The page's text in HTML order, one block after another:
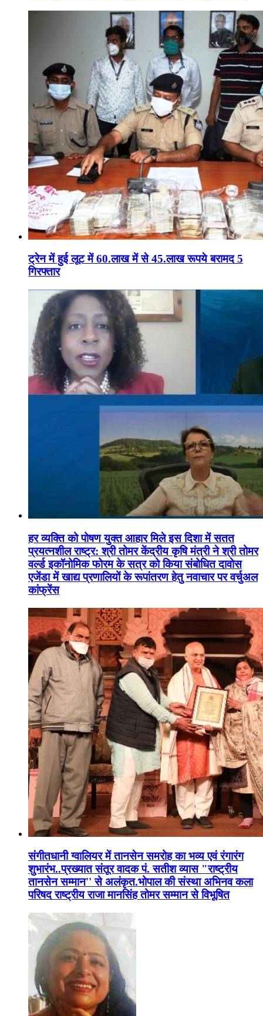
ट्रेन में हुई लूट में 60.लाख में से 45.लाख रूपये बरामद 5
गिरफ्तार
हर व्यक्ति को पोषण युक्त आहार मिले इस दिशा में सतत
प्रयत्नशील राष्ट्र: श्री तोमर केंद्रीय कृषि मंत्री ने श्री तोमर
वर्ल्ड इकॉनोमिक फोरम के सत्र को किया संबोधित दावोस
एजेंडा में खाद्य प्रणालियों के रूपांतरण हेतु नवाचार पर वर्चुअल
कांफ्रेंस
संगीतधानी ग्वालियर में तानसेन समरोह का भव्य एवं रंगारंग
शुभारंभ..प्रख्यात संतूर वादक पं. सतीश व्यास "राष्ट्रीय
तानसेन सम्मान'' से अलंकृत.भोपाल की संस्था अभिनव कला
परिषद राष्ट्रीय राजा मानसिंह तोमर सम्मान से विभूषित